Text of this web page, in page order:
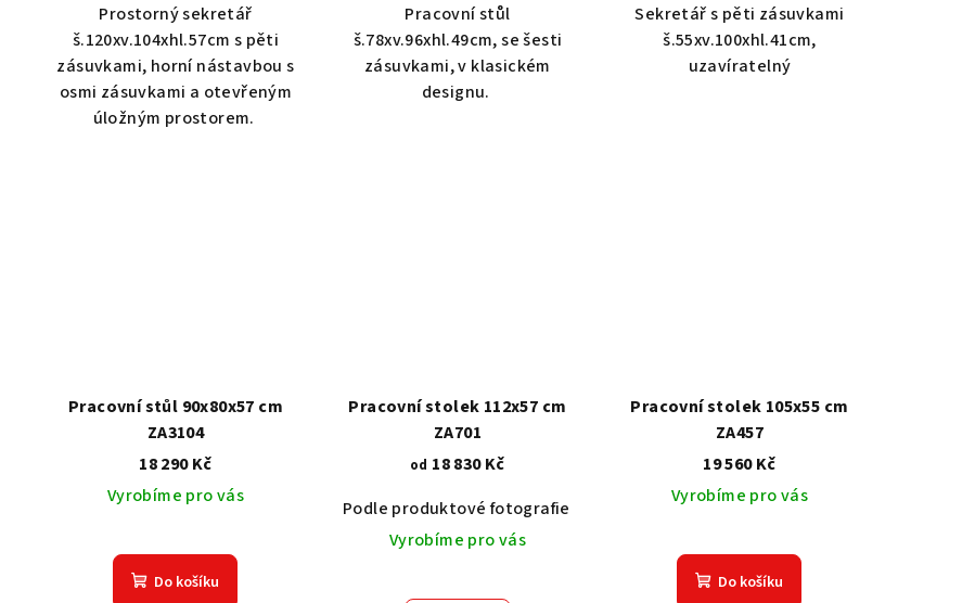
Prostorný sekretář
š.120xv.104xhl.57cm s pěti
zásuvkami, horní nástavbou s
osmi zásuvkami a otevřeným
úložným prostorem.
Pracovní stůl
š.78xv.96xhl.49cm, se šesti
zásuvkami, v klasickém
designu.
Sekretář s pěti zásuvkami
š.55xv.100xhl.41cm,
uzavíratelný
Pracovní stůl 90x80x57 cm
ZA3104
18 290 Kč
Vyrobíme pro vás
Do košíku
Pracovní stolek 112x57 cm
ZA701
od 18 830 Kč
Podle produktové fotografie
Akát vintage BT1551 Dub světlý 2209
Vyrobíme pro vás
Pracovní stolek 105x55 cm
ZA457
19 560 Kč
Vyrobíme pro vás
Do košíku